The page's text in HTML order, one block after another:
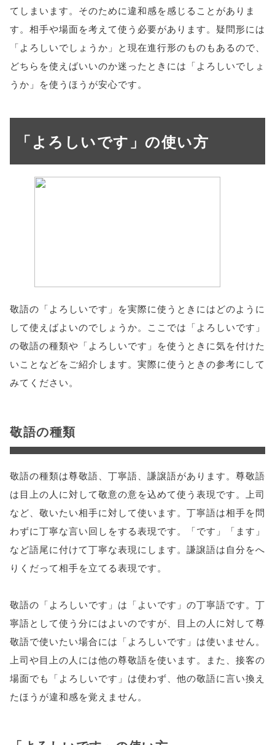
てしまいます。そのために違和感を感じることがありま
す。相手や場面を考えて使う必要があります。疑問形には
「よろしいでしょうか」と現在進行形のものもあるので、
どちらを使えばいいのか迷ったときには「よろしいでしょ
うか」を使うほうが安心です。
「よろしいです」の使い方
敬語の「よろしいです」を実際に使うときにはどのように
して使えばよいのでしょうか。ここでは「よろしいです」
の敬語の種類や「よろしいです」を使うときに気を付けた
いことなどをご紹介します。実際に使うときの参考にして
みてください。
敬語の種類
敬語の種類は尊敬語、丁寧語、謙譲語があります。尊敬語
は目上の人に対して敬意の意を込めて使う表現です。上司
など、敬いたい相手に対して使います。丁寧語は相手を問
わずに丁寧な言い回しをする表現です。「です」「ます」
など語尾に付けて丁寧な表現にします。謙譲語は自分をへ
りくだって相手を立てる表現です。
敬語の「よろしいです」は「よいです」の丁寧語です。丁
寧語として使う分にはよいのですが、目上の人に対して尊
敬語で使いたい場合には「よろしいです」は使いません。
上司や目上の人には他の尊敬語を使います。また、接客の
場面でも「よろしいです」は使わず、他の敬語に言い換え
たほうが違和感を覚えません。